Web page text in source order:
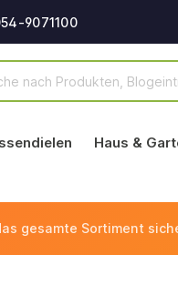
9071100
Haus &
gesamte Sortiment